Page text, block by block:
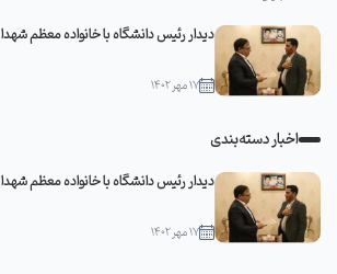
دیدار رئیس دانشگاه با خانواده معظم شهدا
۱۷ مهر ۱۴۰۲
اخبار دسته‌بندی
دیدار رئیس دانشگاه با خانواده معظم شهدا
۱۷ مهر ۱۴۰۲